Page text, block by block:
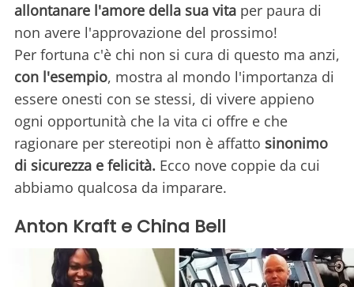
allontanare l'amore della sua vita per paura di
non avere l'approvazione del prossimo!
Per fortuna c'è chi non si cura di questo ma anzi,
con l'esempio, mostra al mondo l'importanza di
essere onesti con se stessi, di vivere appieno
ogni opportunità che la vita ci offre e che
ragionare per stereotipi non è affatto sinonimo
di sicurezza e felicità. Ecco nove coppie da cui
abbiamo qualcosa da imparare.
Anton Kraft e China Bell